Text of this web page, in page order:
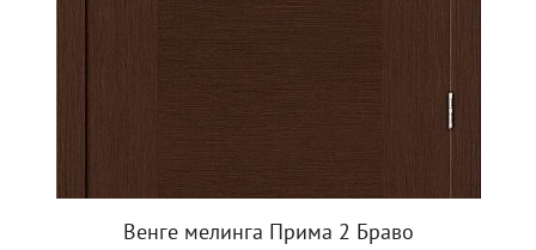
Венге мелинга Прима 2 Браво